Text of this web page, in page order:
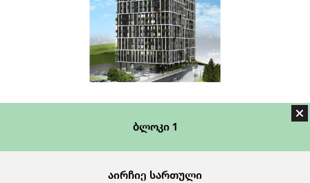
ბლოკი 1
აირჩიე სართული